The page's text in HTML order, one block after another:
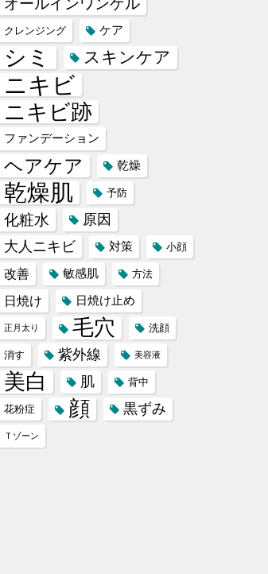
オールインワンゲル
クレンジング ケア
シミ スキンケア
ニキビ
ニキビ跡
ファンデーション
ヘアケア 乾燥
乾燥肌 予防
化粧水
原因
大人ニキビ
対策 小顔
改善 敏感肌 方法
日焼け 日焼け止め
正月太り 毛穴 洗顔
消す 紫外線 美容液
美白 肌 背中
花粉症 顔 黒ずみ
Ｔゾーン